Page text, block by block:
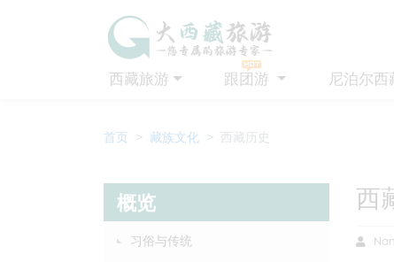
西藏旅游 跟团游 尼泊尔西
首页 藏族文化 西藏历史
概览
习俗与传统
西